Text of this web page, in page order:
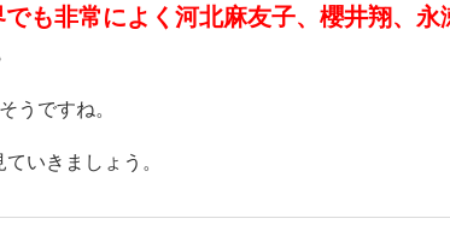
も非常によく河北麻友子、櫻井翔、永
うですね。
いきましょう。